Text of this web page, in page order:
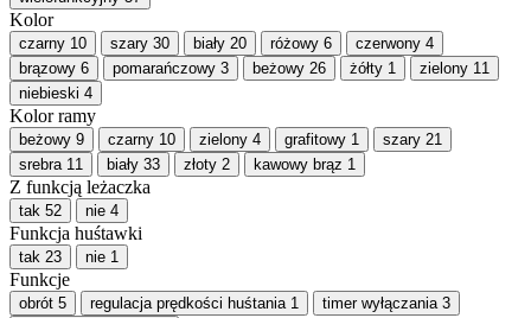
Kolor
czarny 10 szary 30 biały 20 różowy 6 czerwony 4
brązowy 6 pomarańczowy 3 beżowy 26 żółty 1 zielony 11
niebieski 4
Kolor ramy
beżowy 9 czarny 10 zielony 4 grafitowy 1 szary 21
srebra 11 biały 33 złoty 2 kawowy brąz 1
Z funkcją leżaczka
tak 52 nie 4
Funkcja huśtawki
tak 23 nie 1
Funkcje
obrót 5 regulacja prędkości huśtania 1 timer wyłączania 3